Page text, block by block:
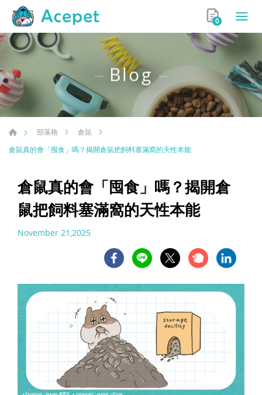
0
Blog
部落格
倉鼠
倉鼠真的會「囤食」嗎？揭開倉鼠把飼料塞滿窩的天性本能
倉鼠真的會「囤食」嗎？揭開倉
鼠把飼料塞滿窩的天性本能
November 21,2025